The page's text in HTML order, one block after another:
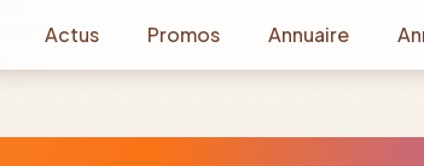
Actus Promos Annuaire